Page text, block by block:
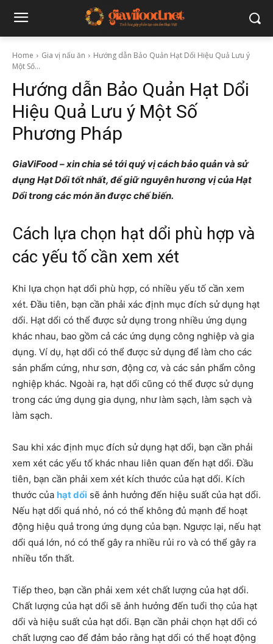
Home Gia vị nấu ăn
Hướng dẫn Bảo Quản Hạt Dổi Hiệu Quả Lưu ý
Một Số...
Hướng dẫn Bảo Quản Hạt Dổi
Hiệu Quả Lưu ý Một Số
Phương Pháp
GiaViFood – xin chia sẻ tới quý vị cách bảo quản và sử
dụng Hạt Dổi tốt nhất, để giữ nguyên hương vị của Hạt
Dổi trong các món ăn được chế biến.
Cách lựa chọn hạt dổi phù hợp và
các yếu tố cần xem xét
Khi lựa chọn hạt dổi phù hợp, có nhiều yếu tố cần xem
xét. Đầu tiên, bạn cần phải xác định mục đích sử dụng hạt
dổi. Hạt dổi có thể được sử dụng trong nhiều ứng dụng
khác nhau, bao gồm cả các ứng dụng công nghiệp và gia
dụng. Ví dụ, hạt dổi có thể được sử dụng để làm cho các
sản phẩm cứng, như sơn, động cơ, và các sản phẩm công
nghiệp khác. Ngoài ra, hạt dổi cũng có thể được sử dụng
trong các ứng dụng gia dụng, như làm sạch, làm sạch và
làm sạch.
Sau khi xác định mục đích sử dụng hạt dổi, bạn cần phải
xem xét các yếu tố khác nhau liên quan đến hạt dổi. Đầu
tiên, bạn cần phải xem xét kích thước của hạt dổi. Kích
thước của hạt dổi sẽ ảnh hưởng đến hiệu suất của hạt dổi.
Nếu hạt dổi quá nhỏ, nó có thể không đủ mạnh để hoạt
động hiệu quả trong ứng dụng của bạn. Ngược lại, nếu hạt
dổi quá lớn, nó có thể gây ra nhiều rủi ro và có thể gây ra
nhiều tổn thất.
Tiếp theo, bạn cần phải xem xét chất lượng của hạt dổi.
Chất lượng của hạt dổi sẽ ảnh hưởng đến tuổi thọ của hạt
dổi và hiệu suất của hạt dổi. Bạn cần phải chọn hạt dổi có
chất lượng cao để đảm bảo rằng hạt dổi có thể hoạt động